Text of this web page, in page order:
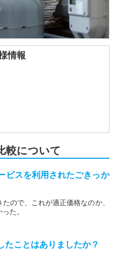
情報
較について
ビスを利用されたごきっか
ので、これが適正価格なのか、
た。
たことはありましたか？